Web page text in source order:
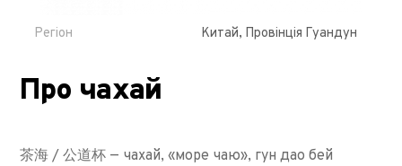
Регіон Китай, Провінція Гуандун
Про чахай
茶海 / 公道杯 — чахай, «море чаю», гун дао бей